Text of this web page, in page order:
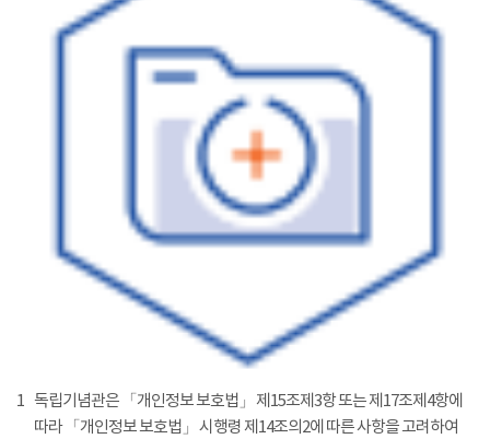
1 독립기념관은 「개인정보 보호법」 제15조제3항 또는 제17조제4항에
따라 「개인정보 보호법」 시행령 제14조의2에 따른 사항을 고려하여